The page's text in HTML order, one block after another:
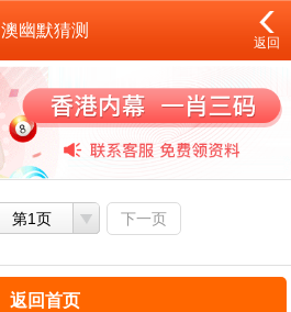
澳幽默猜测
返回
第1页 下一页
返回首页